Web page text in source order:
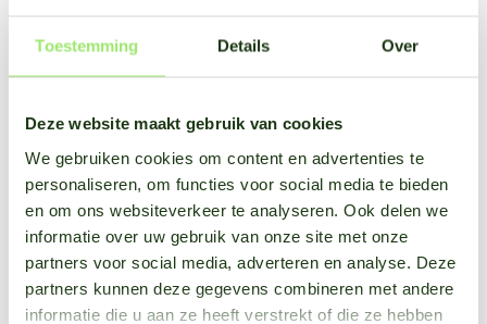
Toestemming Details Over
Deze website maakt gebruik van cookies
We gebruiken cookies om content en advertenties te
personaliseren, om functies voor social media te bieden
en om ons websiteverkeer te analyseren. Ook delen we
informatie over uw gebruik van onze site met onze
partners voor social media, adverteren en analyse. Deze
partners kunnen deze gegevens combineren met andere
informatie die u aan ze heeft verstrekt of die ze hebben
Complexe materie,
gebruiksvriendelijke oplossing
De werking van gewasbeschermingsmiddelen is een
complex onderwerp. Zo zijn de weersomstandigheden, het
formuleringstype en de dynamische opbouw van de waslaag
bovenzijde van het blad belangrijk voor het kleven en de
snelheid en de wijze van opname van systemische actieve